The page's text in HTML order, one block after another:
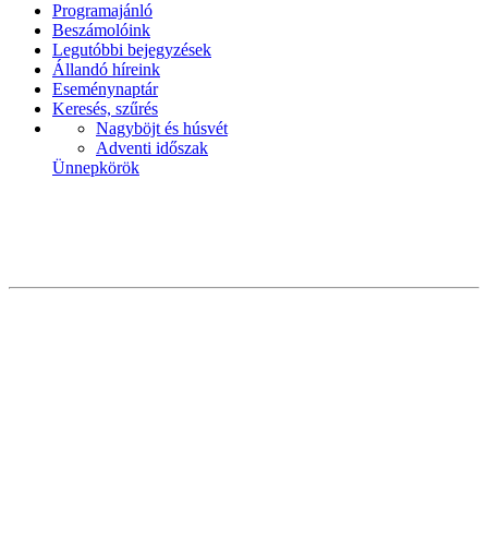
Programajánló
Beszámolóink
Legutóbbi bejegyzések
Állandó híreink
Eseménynaptár
Keresés, szűrés
Nagyböjt és húsvét
Adventi időszak
Ünnepkörök